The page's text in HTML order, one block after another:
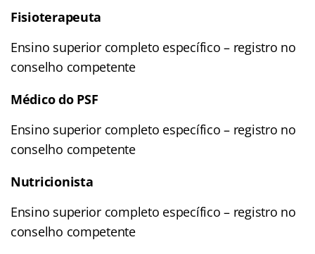
Fisioterapeuta
Ensino superior completo específico – registro no
conselho competente
Médico do PSF
Ensino superior completo específico – registro no
conselho competente
Nutricionista
Ensino superior completo específico – registro no
conselho competente